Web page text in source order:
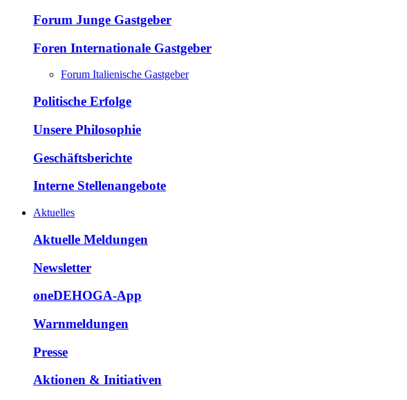
Forum Junge Gastgeber
Foren Internationale Gastgeber
Forum Italienische Gastgeber
Politische Erfolge
Unsere Philosophie
Geschäftsberichte
Interne Stellenangebote
Aktuelles
Aktuelle Meldungen
Newsletter
oneDEHOGA-App
Warnmeldungen
Presse
Aktionen & Initiativen